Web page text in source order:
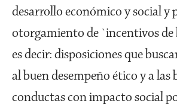
desarrollo económico y social y
otorgamiento de `incentivos de
es decir: disposiciones que
al buen desempeño ético y a las
conductas con impacto social